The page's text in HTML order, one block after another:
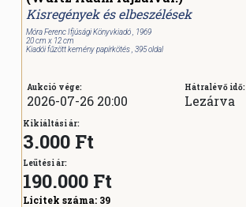
Kisregények és elbeszélések
Móra Ferenc Ifjúsági Könyvkiadó , 1969
20 cm x 12 cm
Kiadói fűzött kemény papírkötés , 395 oldal
Aukció vége:
2026-07-26 20:00
Hátralévő idő:
Lezárva
Kikiáltási ár:
3.000 Ft
Leütési ár:
190.000 Ft
Licitek száma: 39